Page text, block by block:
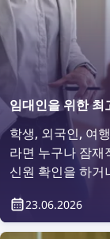
임대인을 위한 최
학생, 외국인, 여
라면 누구나 잠재
신원 확인을 하거
게 할 수 있을까
하게 가능합니다.
23.06.2026